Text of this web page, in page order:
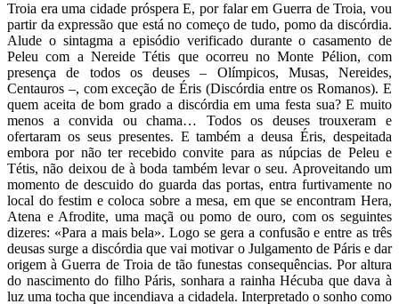
Troia era uma cidade próspera E, por falar em Guerra de Troia, vou
partir da expressão que está no começo de tudo, pomo da discórdia.
Alude o sintagma a episódio verificado durante o casamento de
Peleu com a Nereide Tétis que ocorreu no Monte Pélion, com
presença de todos os deuses – Olímpicos, Musas, Nereides,
Centauros –, com exceção de Éris (Discórdia entre os Romanos). E
quem aceita de bom grado a discórdia em uma festa sua? E muito
menos a convida ou chama… Todos os deuses trouxeram e
ofertaram os seus presentes. E também a deusa Éris, despeitada
embora por não ter recebido convite para as núpcias de Peleu e
Tétis, não deixou de à boda também levar o seu. Aproveitando um
momento de descuido do guarda das portas, entra furtivamente no
local do festim e coloca sobre a mesa, em que se encontram Hera,
Atena e Afrodite, uma maçã ou pomo de ouro, com os seguintes
dizeres: «Para a mais bela». Logo se gera a confusão e entre as três
deusas surge a discórdia que vai motivar o Julgamento de Páris e dar
origem à Guerra de Troia de tão funestas consequências. Por altura
do nascimento do filho Páris, sonhara a rainha Hécuba que dava à
luz uma tocha que incendiava a cidadela. Interpretado o sonho como